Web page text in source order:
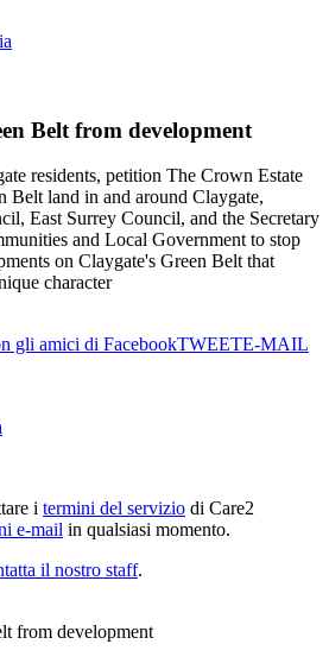
Belt from development
residents, petition The Crown Estate
Belt land in and around Claygate,
East Surrey Council, and the Secretary
and Local Government to stop
on Claygate's Green Belt that
character
gli amici di FacebookTWEETE-MAIL
i termini del servizio di Care2
e-mail in qualsiasi momento.
il nostro staff.
from development